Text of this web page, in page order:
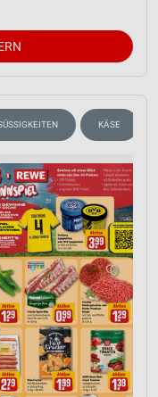
KÄSE